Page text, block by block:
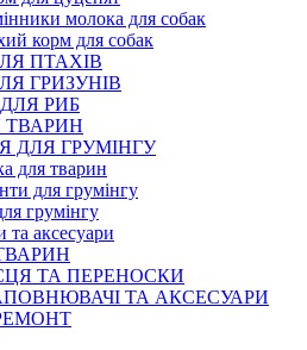
молока для собак
корм для собак
ПТАХІВ
ГРИЗУНІВ
РИБ
ТВАРИН
ДЛЯ ГРУМІНГУ
для тварин
для грумінгу
грумінгу
аксесуари
ТА ПЕРЕНОСКИ
ТА АКСЕСУАРИ